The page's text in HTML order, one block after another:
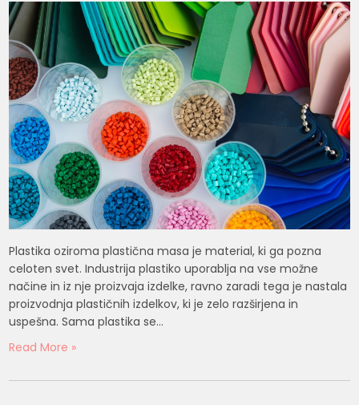
Plastika oziroma plastična masa je material, ki ga pozna
celoten svet. Industrija plastiko uporablja na vse možne
načine in iz nje proizvaja izdelke, ravno zaradi tega je nastala
proizvodnja plastičnih izdelkov, ki je zelo razširjena in
uspešna. Sama plastika se…
Read More »